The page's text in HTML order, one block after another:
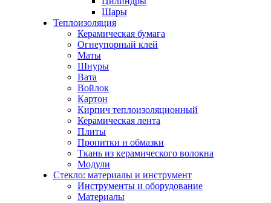
Шары
Теплоизоляция
Керамическая бумага
Огнеупорный клей
Маты
Шнуры
Вата
Войлок
Картон
Кирпич теплоизоляционный
Керамическая лента
Плиты
Пропитки и обмазки
Ткань из керамического волокна
Модули
Стекло: материалы и инструмент
Инструменты и оборудование
Материалы